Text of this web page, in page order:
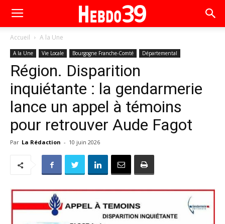
Accueil A la Une
A la Une Vie Locale Bourgogne Franche-Comté Départemental
Région. Disparition
inquiétante : la gendarmerie
lance un appel à témoins
pour retrouver Aude Fagot
Par La Rédaction - 10 juin 2026